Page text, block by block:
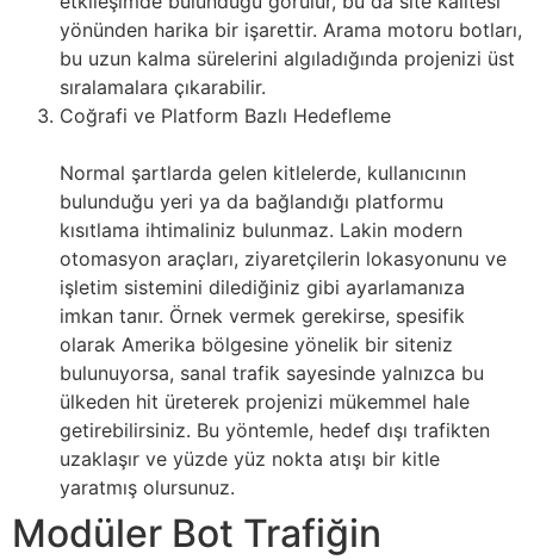
yönünden harika bir işarettir. Arama motoru botları,
bu uzun kalma sürelerini algıladığında projenizi üst
sıralamalara çıkarabilir.
Coğrafi ve Platform Bazlı Hedefleme
Normal şartlarda gelen kitlelerde, kullanıcının
bulunduğu yeri ya da bağlandığı platformu
kısıtlama ihtimaliniz bulunmaz. Lakin modern
otomasyon araçları, ziyaretçilerin lokasyonunu ve
işletim sistemini dilediğiniz gibi ayarlamanıza
imkan tanır. Örnek vermek gerekirse, spesifik
olarak Amerika bölgesine yönelik bir siteniz
bulunuyorsa, sanal trafik sayesinde yalnızca bu
ülkeden hit üreterek projenizi mükemmel hale
getirebilirsiniz. Bu yöntemle, hedef dışı trafikten
uzaklaşır ve yüzde yüz nokta atışı bir kitle
yaratmış olursunuz.
Modüler Bot Trafiğin